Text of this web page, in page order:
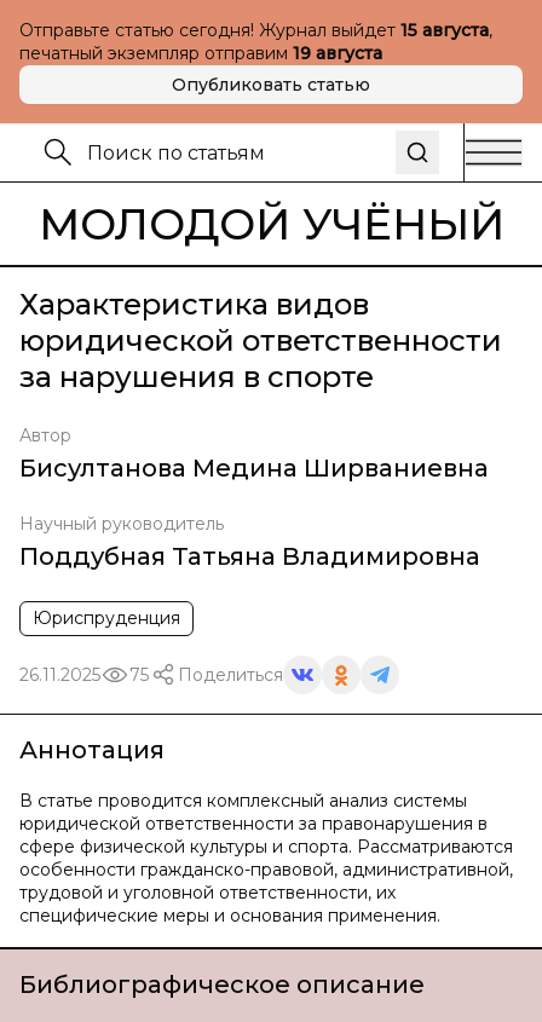
Отправьте статью сегодня! Журнал выйдет 15 августа,
печатный экземпляр отправим 19 августа
Опубликовать статью
МОЛОДОЙ УЧЁНЫЙ
Характеристика видов
юридической ответственности
за нарушения в спорте
Автор
Бисултанова Медина Ширваниевна
Научный руководитель
Поддубная Татьяна Владимировна
Юриспруденция
26.11.2025 75 Поделиться
Аннотация
В статье проводится комплексный анализ системы
юридической ответственности за правонарушения в
сфере физической культуры и спорта. Рассматриваются
особенности гражданско-правовой, административной,
трудовой и уголовной ответственности, их
специфические меры и основания применения.
Библиографическое описание